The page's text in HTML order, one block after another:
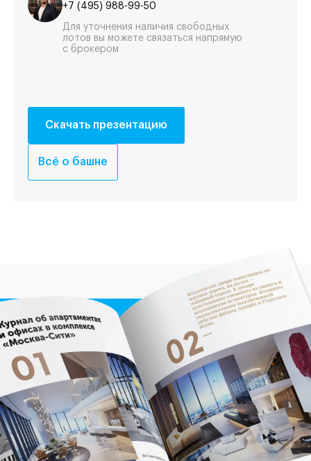
+7 (495) 988-99-50
Для уточнения наличия свободных
лотов вы можете связаться напрямую
с брокером
Скачать презентацию
Всё о башне